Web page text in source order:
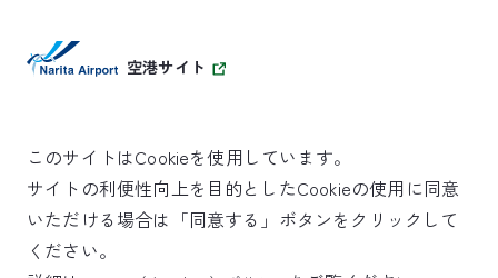
空港サイト
SKYTRAX
5スターエアポート
このサイトはCookieを使用しています。
サイトの利便性向上を目的としたCookieの使用に同意
いただける場合は「同意する」ボタンをクリックして
ください。